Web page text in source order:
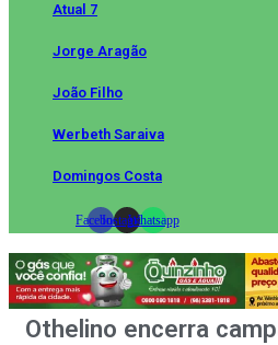
Atual 7
Jorge Aragão
João Filho
Werbeth Saraiva
Domingos Costa
FacebookInstagramWhatsapp
Othelino encerra